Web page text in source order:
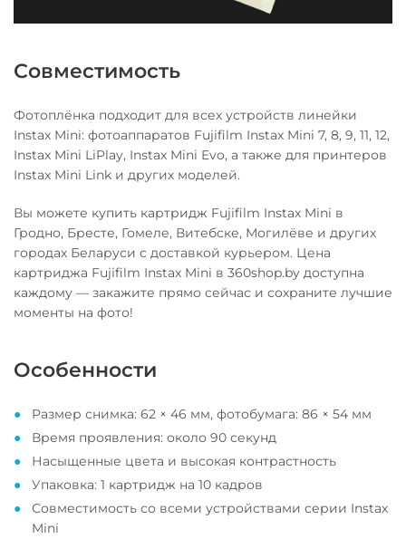
Совместимость
Фотоплёнка подходит для всех устройств линейки
Instax Mini: фотоаппаратов Fujifilm Instax Mini 7, 8, 9, 11, 12,
Instax Mini LiPlay, Instax Mini Evo, а также для принтеров
Instax Mini Link и других моделей.
Вы можете купить картридж Fujifilm Instax Mini в
Гродно, Бресте, Гомеле, Витебске, Могилёве и других
городах Беларуси с доставкой курьером. Цена
картриджа Fujifilm Instax Mini в 360shop.by доступна
каждому — закажите прямо сейчас и сохраните лучшие
моменты на фото!
Особенности
Размер снимка: 62 × 46 мм, фотобумага: 86 × 54 мм
Время проявления: около 90 секунд
Насыщенные цвета и высокая контрастность
Упаковка: 1 картридж на 10 кадров
Совместимость со всеми устройствами серии Instax
Mini